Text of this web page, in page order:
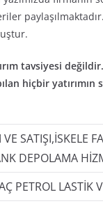
tavsiyesi
hiçbir
SATIŞI,İSKELE
DEPOLAMA
PETROL LASTİK